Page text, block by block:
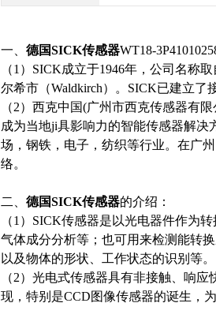
一、 德国SICK传感器WT18-
（1）SICK成立于1946年，公司名称
尔希市（Waldkirch）。SICK已建立了
（2）西克中国(广州市西克传感器有
成为当地ji具影响力的智能传感器解
场，钢铁，电子，纺织等行业。在广
络。
二、 德国SICK传感器的介绍：
（1）SICK传感器是以光电器件作为
气体成分分析等；也可用来检测能转
以及物体的形状、工作状态的识别等。
（2）光电式传感器具有非接触、响
现，特别是CCD图像传感器的诞生，